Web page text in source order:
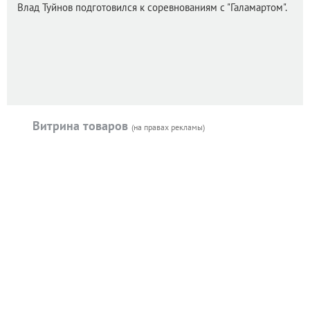
Влад Туйнов подготовился к соревнованиям с "Галамартом".
Витрина товаров (на правах рекламы)